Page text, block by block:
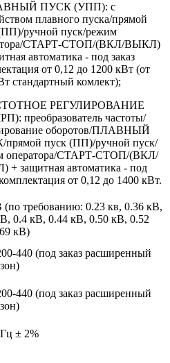
ПУСК (УПП): с
плавного пуска/прямой
ручной пуск/режим
СТАРТ-СТОП/(ВКЛ/ВЫКЛ)
автоматика - под заказ
от 0,12 до 1200 кВт (от
стандартный комлект);
РЕГУЛИРОВАНИЕ
преобразователь частоты/
оборотов/ПЛАВНЫЙ
пуск (ПП)/ручной пуск/
оператора/СТАРТ-СТОП/(ВКЛ/
защитная автоматика - под
от 0,12 до 1400 кВт.
(по требованию: 0.23 кв, 0.36 кВ,
0.4 кВ, 0.44 кВ, 0.50 кВ, 0.52
кВ)
440 (под заказ расширенный
440 (под заказ расширенный
± 2%